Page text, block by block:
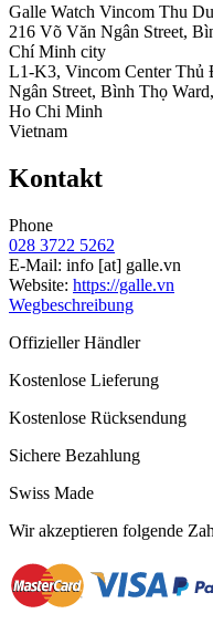
Galle Watch Vincom Thu
216 Võ Văn Ngân Street,
Chí Minh city
L1-K3, Vincom Center Thủ
Ngân Street, Bình Thọ
Ho Chi Minh
Vietnam
Kontakt
Phone
028 3722 5262
E-Mail: info [at] galle.vn
Website: https://galle.vn
Wegbeschreibung
Offizieller Händler
Kostenlose Lieferung
Kostenlose Rücksendung
Sichere Bezahlung
Swiss Made
Wir akzeptieren folgende